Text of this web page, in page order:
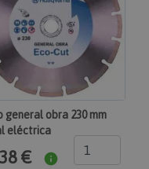
general obra 230 mm
eléctrica
€
de
vistos /